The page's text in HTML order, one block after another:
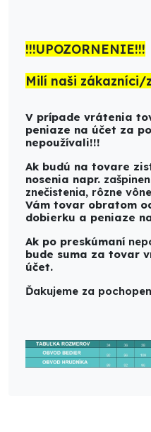
!!!UPOZORNENIE!!!
Milí naši zákazníci/
V prípade vrátenia
peniaze na účet za
nepoužívali!!!
Ak budú na tovare
nosenia napr.
znečistenia, rôzne
Vám tovar obratom
dobierku a peniaze
Ak po preskúmaní
bude suma za tovar
účet.
Ďakujeme za